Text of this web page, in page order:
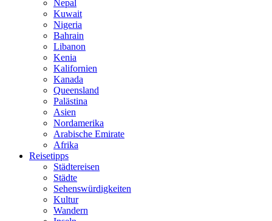
Nepal
Kuwait
Nigeria
Bahrain
Libanon
Kenia
Kalifornien
Kanada
Queensland
Palästina
Asien
Nordamerika
Arabische Emirate
Afrika
Reisetipps
Städtereisen
Städte
Sehenswürdigkeiten
Kultur
Wandern